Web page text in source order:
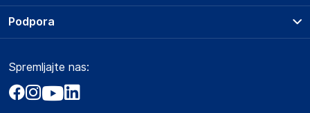
O podjetju
Obvestila za javnost
Akt o digitalnih storitvah
Storitve
Dostava, vnos in odvoz
Zavarovanje izdelkov
Podpora
Marketplace
Kako oddati naročilo?
Spremljajte nas: